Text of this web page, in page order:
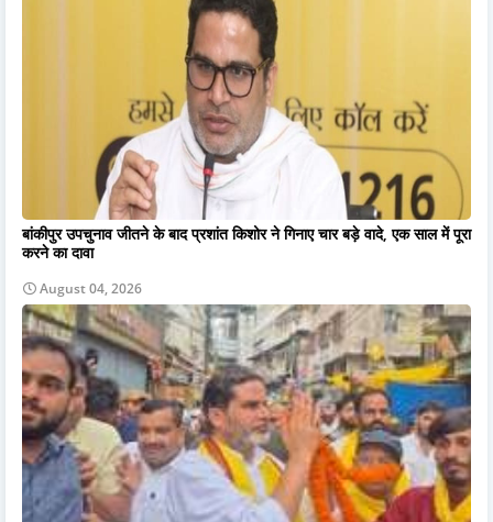
बांकीपुर उपचुनाव जीतने के बाद प्रशांत किशोर ने गिनाए चार बड़े वादे, एक साल में पूरा
करने का दावा
August 04, 2026